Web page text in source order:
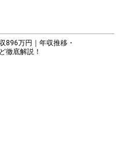
896万円｜年収推移・
徹底解説！